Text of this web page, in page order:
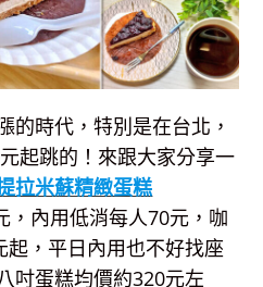
的時代，特別是在台北，
起跳的！來跟大家分享一
拉米蘇精緻蛋糕
，內用低消每人70元，咖
，平日內用也不好找座
吋蛋糕均價約320元左